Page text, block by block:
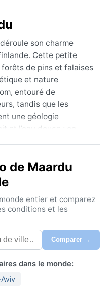
son charme
Cette petite
de pins et falaises
et nature
entouré de
tandis que les
une géologie
et l’eau douce ; on
mais Maardu
boisé
à été chaud (Dfb).
des températures
jusqu’à 25 °C, avec
soleil se couche à
léger. L’hiver, de
: neige abondante,
de Maardu
entier et comparez
conditions et les
Comparer →
dans le monde: